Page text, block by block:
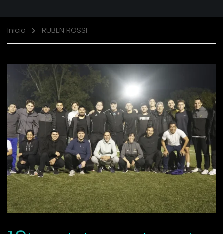
Inicio RUBEN ROSSI